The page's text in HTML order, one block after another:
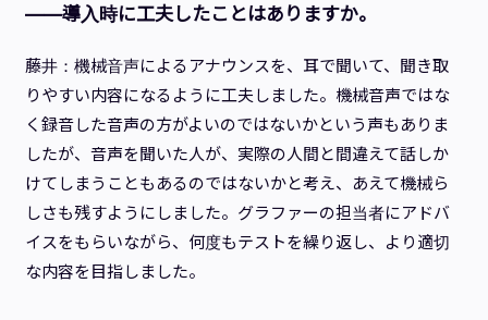
——導入時に工夫したことはありますか。
藤井：機械音声によるアナウンスを、耳で聞いて、聞き取
りやすい内容になるように工夫しました。機械音声ではな
く録音した音声の方がよいのではないかという声もありま
したが、音声を聞いた人が、実際の人間と間違えて話しか
けてしまうこともあるのではないかと考え、あえて機械ら
しさも残すようにしました。グラファーの担当者にアドバ
イスをもらいながら、何度もテストを繰り返し、より適切
な内容を目指しました。